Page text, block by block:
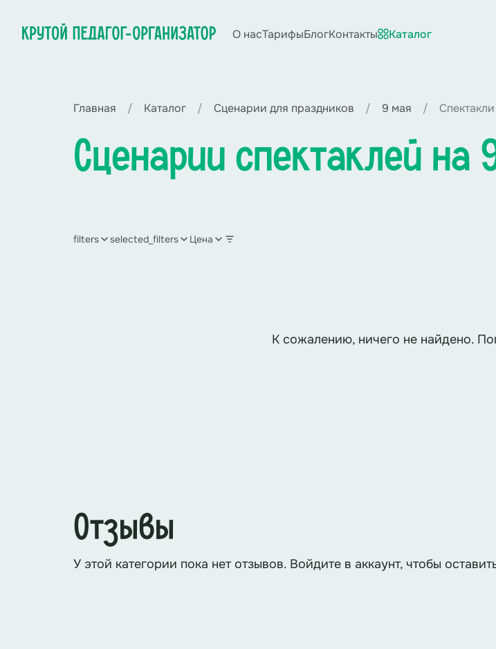
О насТарифыБлогКонтакты Каталог
Главная Каталог Сценарии для праздников 9 мая Спектакли
Сценарии спектаклей на
filters selected_filters Цена
К сожалению, ничего не найдено.
Отзывы
У этой категории пока нет отзывов. Войдите в аккаунт, чтобы